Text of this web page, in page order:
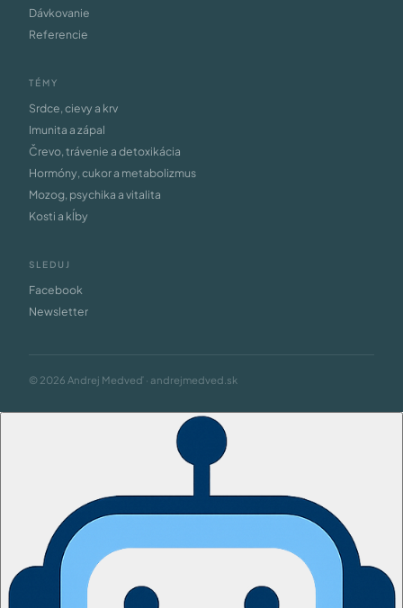
Dávkovanie
Referencie
TÉMY
Srdce, cievy a krv
Imunita a zápal
Črevo, trávenie a detoxikácia
Hormóny, cukor a metabolizmus
Mozog, psychika a vitalita
Kosti a kĺby
SLEDUJ
Facebook
Newsletter
© 2026 Andrej Medveď · andrejmedved.sk